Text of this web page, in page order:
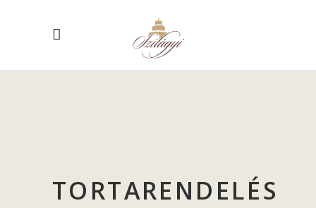
TORTARENDELÉS